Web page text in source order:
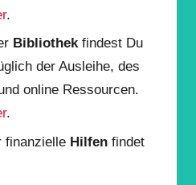
.
Bibliothekfindest Du
der Ausleihe, des
online Ressourcen.
.
finanzielle Hilfen findet